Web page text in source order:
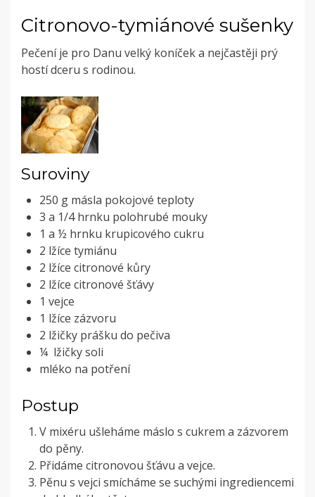
Citronovo-tymiánové sušenky
Pečení je pro Danu velký koníček a nejčastěji prý
hostí dceru s rodinou.
Suroviny
250 g másla pokojové teploty
3 a 1/4 hrnku polohrubé mouky
1 a ½ hrnku krupicového cukru
2 lžíce tymiánu
2 lžíce citronové kůry
2 lžíce citronové šťávy
1 vejce
1 lžíce zázvoru
2 lžičky prášku do pečiva
¼ lžičky soli
mléko na potření
Postup
V mixéru ušleháme máslo s cukrem a zázvorem
do pěny.
Přidáme citronovou šťávu a vejce.
Pěnu s vejci smícháme se suchými ingrediencemi